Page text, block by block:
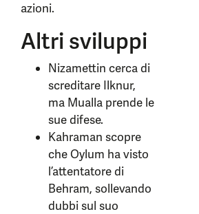
azioni.
Altri sviluppi
Nizamettin cerca di
screditare Ilknur,
ma Mualla prende le
sue difese.
Kahraman scopre
che Oylum ha visto
l’attentatore di
Behram, sollevando
dubbi sul suo